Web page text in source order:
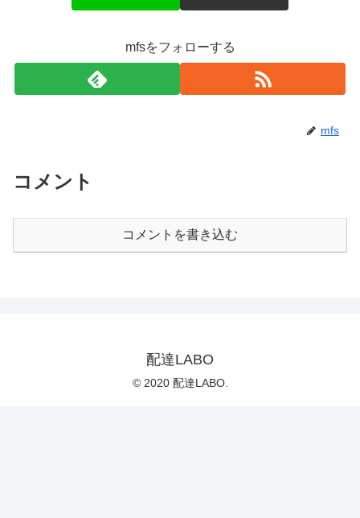
mfsをフォローする
mfs
コメント
コメントを書き込む
配達LABO
© 2020 配達LABO.